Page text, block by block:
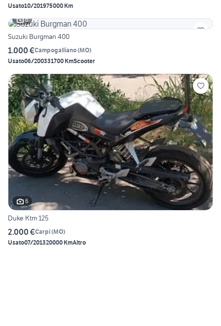
Usato10/201975000 Km
6
Suzuki Burgman 400
1.000 €Campogalliano(MO)
Usato06/200331700 KmScooter
6
Duke Ktm 125
2.000 €Carpi(MO)
Usato07/201320000 KmAltro